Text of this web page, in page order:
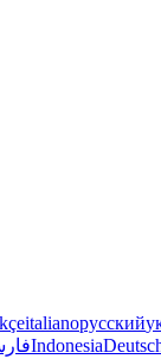
italianoрусский
Indonesia